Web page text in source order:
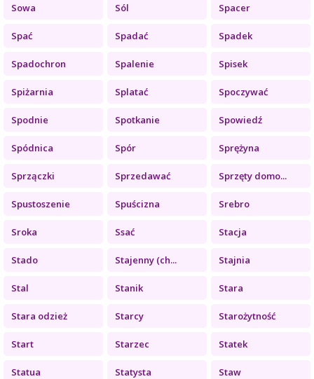
Sowa Sól Spacer
Spać Spadać Spadek
Spadochron Spalenie Spisek
Spiżarnia Splatać Spoczywać
Spodnie Spotkanie Spowiedź
Spódnica Spór Sprężyna
Sprzączki Sprzedawać Sprzęty domo...
Spustoszenie Spuścizna Srebro
Sroka Ssać Stacja
Stado Stajenny (ch... Stajnia
Stal Stanik Stara
Stara odzież Starcy Starożytność
Start Starzec Statek
Statua Statysta Staw